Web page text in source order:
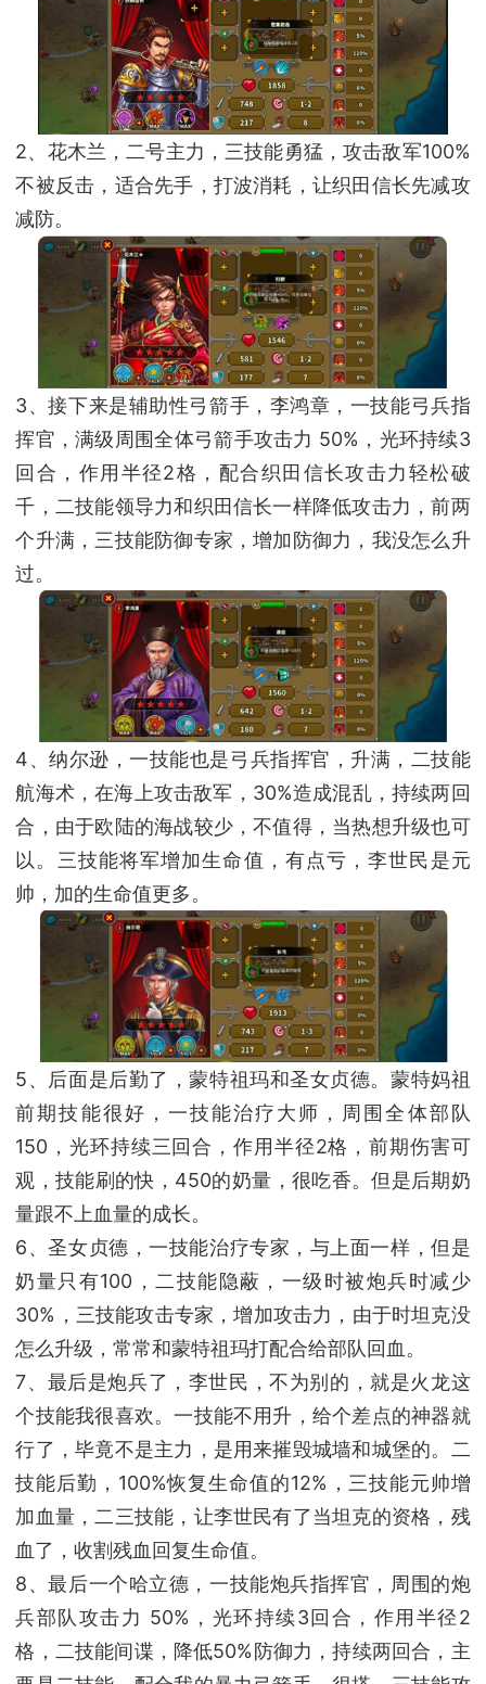
2、花木兰，二号主力，三技能勇猛，攻击敌军100%
不被反击，适合先手，打波消耗，让织田信长先减攻
减防。
3、接下来是辅助性弓箭手，李鸿章，一技能弓兵指
挥官，满级周围全体弓箭手攻击力 50%，光环持续3
回合，作用半径2格，配合织田信长攻击力轻松破
千，二技能领导力和织田信长一样降低攻击力，前两
个升满，三技能防御专家，增加防御力，我没怎么升
过。
4、纳尔逊，一技能也是弓兵指挥官，升满，二技能
航海术，在海上攻击敌军，30%造成混乱，持续两回
合，由于欧陆的海战较少，不值得，当热想升级也可
以。三技能将军增加生命值，有点亏，李世民是元
帅，加的生命值更多。
5、后面是后勤了，蒙特祖玛和圣女贞德。蒙特妈祖
前期技能很好，一技能治疗大师，周围全体部队
150，光环持续三回合，作用半径2格，前期伤害可
观，技能刷的快，450的奶量，很吃香。但是后期奶
量跟不上血量的成长。
6、圣女贞德，一技能治疗专家，与上面一样，但是
奶量只有100，二技能隐蔽，一级时被炮兵时减少
30%，三技能攻击专家，增加攻击力，由于时坦克没
怎么升级，常常和蒙特祖玛打配合给部队回血。
7、最后是炮兵了，李世民，不为别的，就是火龙这
个技能我很喜欢。一技能不用升，给个差点的神器就
行了，毕竟不是主力，是用来摧毁城墙和城堡的。二
技能后勤，100%恢复生命值的12%，三技能元帅增
加血量，二三技能，让李世民有了当坦克的资格，残
血了，收割残血回复生命值。
8、最后一个哈立德，一技能炮兵指挥官，周围的炮
兵部队攻击力 50%，光环持续3回合，作用半径2
格，二技能间谍，降低50%防御力，持续两回合，主